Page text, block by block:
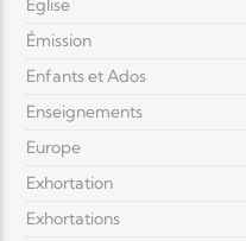
Eglise
Émission
Enfants et Ados
Enseignements
Europe
Exhortation
Exhortations